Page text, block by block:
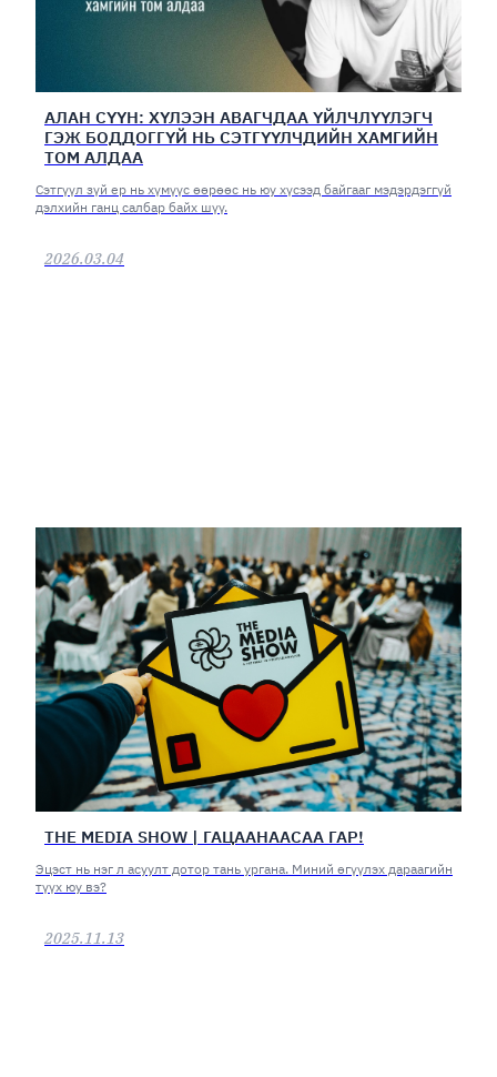
АЛАН СҮҮН: ХҮЛЭЭН АВАГЧДАА ҮЙЛЧЛҮҮЛЭГЧ
ГЭЖ БОДДОГГҮЙ НЬ СЭТГҮҮЛЧДИЙН ХАМГИЙН
ТОМ АЛДАА
Сэтгүүл зүй ер нь хүмүүс өөрөөс нь юу хүсээд байгааг мэдэрдэггүй
дэлхийн ганц салбар байх шүү.
2026.03.04
THE MEDIA SHOW | ГАЦААНААСАА ГАР!
Эцэст нь нэг л асуулт дотор тань ургана. Миний өгүүлэх дараагийн
түүх юу вэ?
2025.11.13